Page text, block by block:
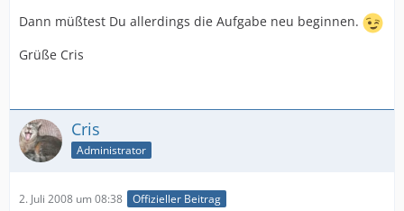
Dann müßtest Du allerdings die Aufgabe neu beginnen.
Grüße Cris
Cris
Administrator
2. Juli 2008 um 08:38 Offizieller Beitrag